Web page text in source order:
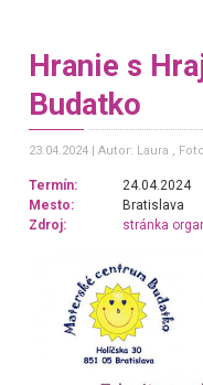
Hranie s
Budatko
23.04.2024 Autor: Laura ,
Termín:
24.04.2024
Mesto:
Bratislava
Zdroj:
stránka